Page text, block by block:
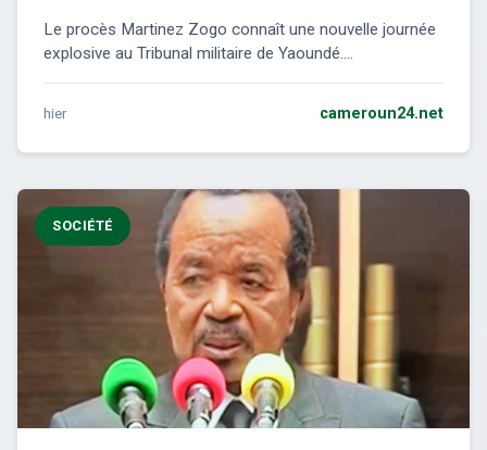
Le procès Martinez Zogo connaît une nouvelle journée
explosive au Tribunal militaire de Yaoundé....
hier cameroun24.net
SOCIÉTÉ